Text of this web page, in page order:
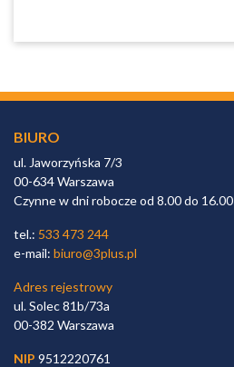
BIURO
ul. Jaworzyńska 7/3
00-634 Warszawa
Czynne w dni robocze od 8.00 do 16.00
tel.: 533 473 244
e-mail: biuro@3plus.pl
Adres rejestrowy
ul. Solec 81b/73a
00-382 Warszawa
NIP 9512220761